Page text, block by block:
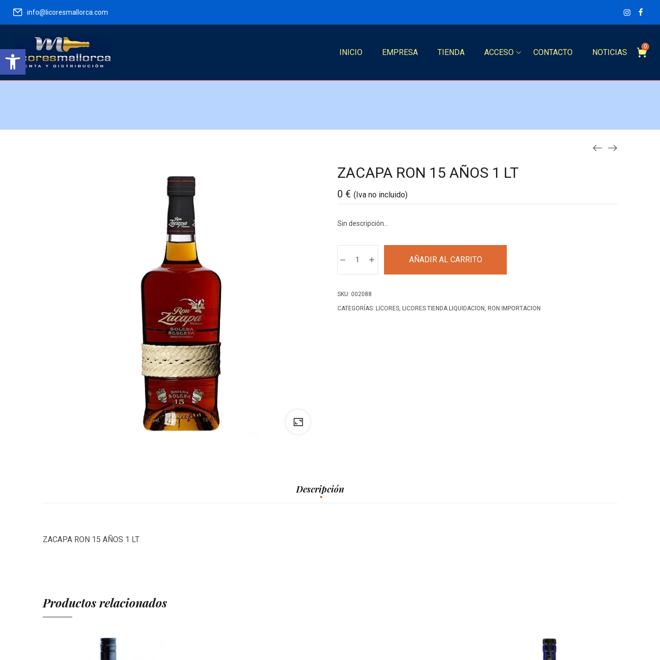
Abrir barra de herramientas
info@licoresmallorca.com
INICIO EMPRESA TIENDA ACCESO CONTACTO NOTICIAS
0
ZACAPA RON 15 AÑOS 1 LT
0 € (Iva no incluido)
Sin descripción…
RON
15
LT
AÑADIR AL CARRITO
SKU: 002088
CATEGORÍAS: LICORES, LICORES TIENDA LIQUIDACION , RON IMPORTACION
Descripción
ZACAPA RON 15 AÑOS 1 LT
Productos relacionados